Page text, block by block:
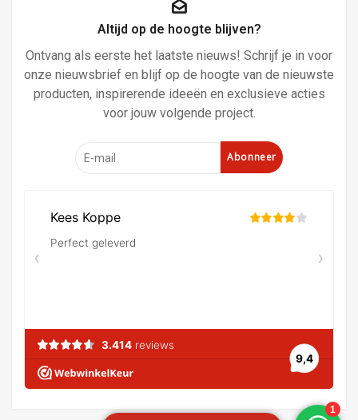
Altijd op de hoogte blijven?
Ontvang als eerste het laatste nieuws! Schrijf je in voor
onze nieuwsbrief en blijf op de hoogte van de nieuwste
producten, inspirerende ideeën en exclusieve acties
voor jouw volgende project.
Abonneer